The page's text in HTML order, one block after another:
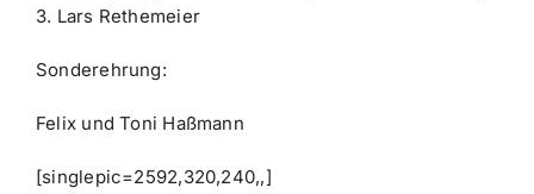
3. Lars Rethemeier
Sonderehrung:
Felix und Toni Haßmann
[singlepic=2592,320,240,,]